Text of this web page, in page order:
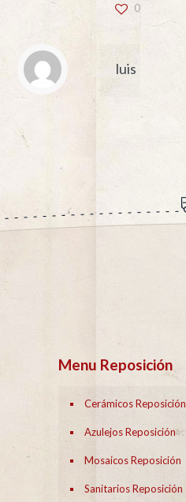
0
luis
Menu Reposición
Cerámicos Reposición
Azulejos Reposición
Mosaicos Reposición
Sanitarios Reposición